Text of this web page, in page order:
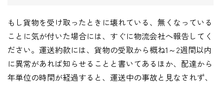
もし貨物を受け取ったときに壊れている、無くなっている
ことに気が付いた場合には、すぐに物流会社へ報告してく
ださい。運送約款には、貨物の受取から概ね1 ～2週間以内
に異常があれば知らせることと書いてあるほか、配達から
年単位の時間が経過すると、運送中の事故と見なされず、